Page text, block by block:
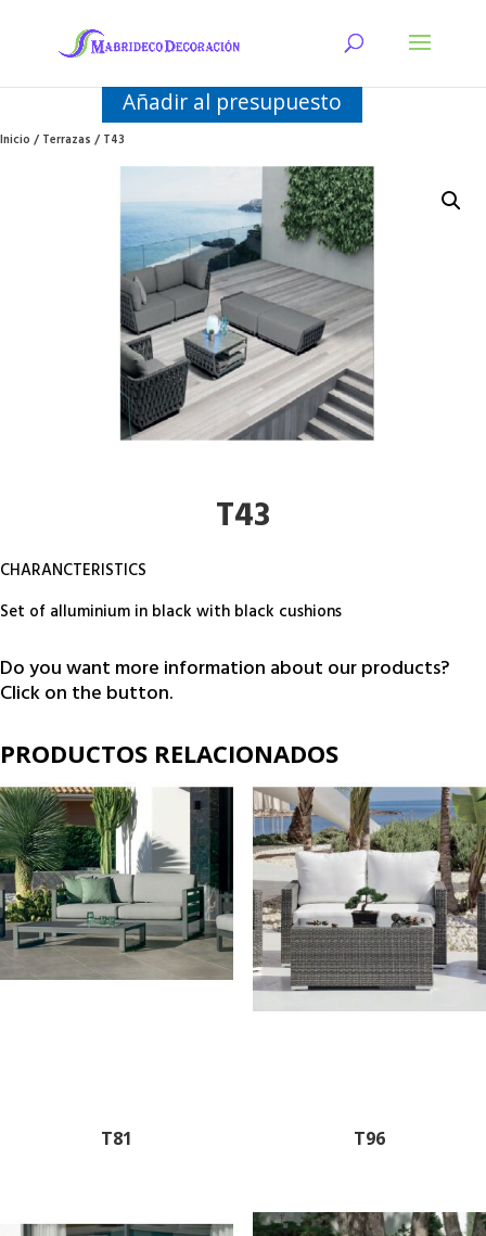
Añadir al presupuesto
Inicio/Terrazas/ T43
T43
CHARANCTERISTICS
Set of alluminium in black with black cushions
Do you want more information about our products?
Click on the button.
PRODUCTOS RELACIONADOS
T81 T96